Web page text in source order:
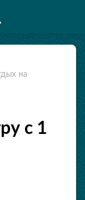
на
с 1